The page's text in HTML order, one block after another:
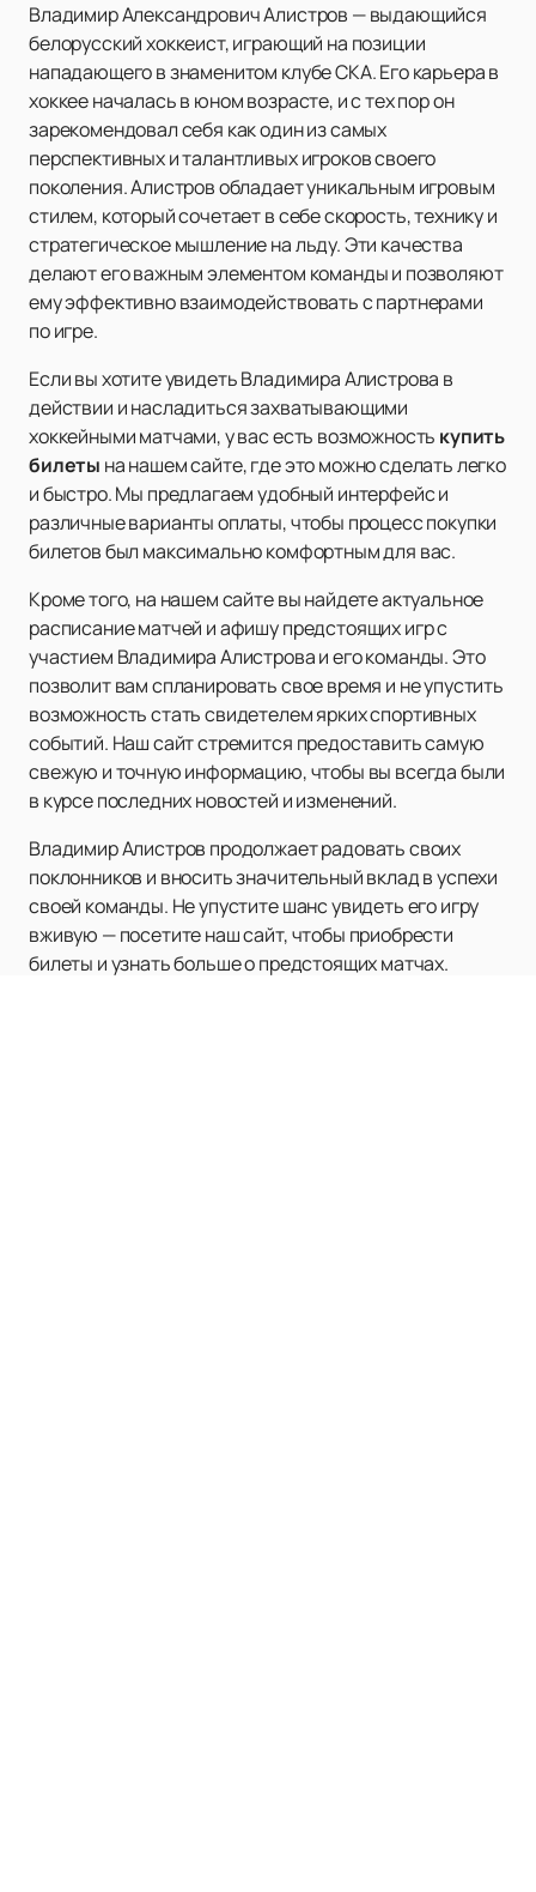
Владимир Александрович Алистров — выдающийся
белорусский хоккеист, играющий на позиции
нападающего в знаменитом клубе СКА. Его карьера в
хоккее началась в юном возрасте, и с тех пор он
зарекомендовал себя как один из самых
перспективных и талантливых игроков своего
поколения. Алистров обладает уникальным игровым
стилем, который сочетает в себе скорость, технику и
стратегическое мышление на льду. Эти качества
делают его важным элементом команды и позволяют
ему эффективно взаимодействовать с партнерами
по игре.
Если вы хотите увидеть Владимира Алистрова в
действии и насладиться захватывающими
хоккейными матчами, у вас есть возможность купить
билеты на нашем сайте, где это можно сделать легко
и быстро. Мы предлагаем удобный интерфейс и
различные варианты оплаты, чтобы процесс покупки
билетов был максимально комфортным для вас.
Кроме того, на нашем сайте вы найдете актуальное
расписание матчей и афишу предстоящих игр с
участием Владимира Алистрова и его команды. Это
позволит вам спланировать свое время и не упустить
возможность стать свидетелем ярких спортивных
событий. Наш сайт стремится предоставить самую
свежую и точную информацию, чтобы вы всегда были
в курсе последних новостей и изменений.
Владимир Алистров продолжает радовать своих
поклонников и вносить значительный вклад в успехи
своей команды. Не упустите шанс увидеть его игру
вживую — посетите наш сайт, чтобы приобрести
билеты и узнать больше о предстоящих матчах.